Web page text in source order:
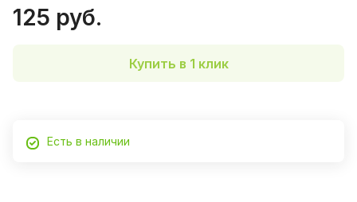
125 руб.
Купить в 1 клик
Есть в наличии